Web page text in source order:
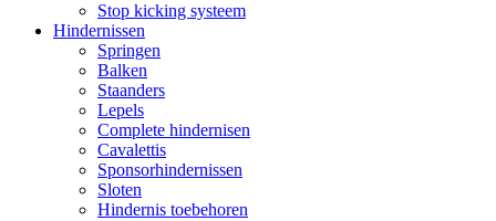
Stop kicking systeem
Hindernissen
Springen
Balken
Staanders
Lepels
Complete hindernisen
Cavalettis
Sponsorhindernissen
Sloten
Hindernis toebehoren